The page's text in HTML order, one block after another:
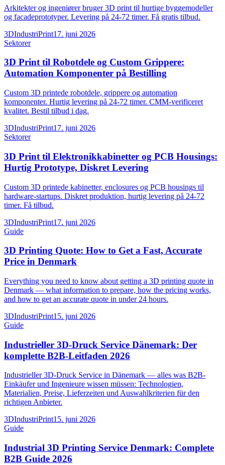
Arkitekter og ingeniører bruger 3D print til hurtige byggemodeller
og facadeprototyper. Levering på 24-72 timer. Få gratis tilbud.
3DIndustriPrint17. juni 2026
Sektorer
3D Print til Robotdele og Custom Grippere:
Automation Komponenter på Bestilling
Custom 3D printede robotdele, grippere og automation
komponenter. Hurtig levering på 24-72 timer. CMM-verificeret
kvalitet. Bestil tilbud i dag.
3DIndustriPrint17. juni 2026
Sektorer
3D Print til Elektronikkabinetter og PCB Housings:
Hurtig Prototype, Diskret Levering
Custom 3D printede kabinetter, enclosures og PCB housings til
hardware-startups. Diskret produktion, hurtig levering på 24-72
timer. Få tilbud.
3DIndustriPrint17. juni 2026
Guide
3D Printing Quote: How to Get a Fast, Accurate
Price in Denmark
Everything you need to know about getting a 3D printing quote in
Denmark — what information to prepare, how the pricing works,
and how to get an accurate quote in under 24 hours.
3DIndustriPrint15. juni 2026
Guide
Industrieller 3D-Druck Service Dänemark: Der
komplette B2B-Leitfaden 2026
Industrieller 3D-Druck Service in Dänemark — alles was B2B-
Einkäufer und Ingenieure wissen müssen: Technologien,
Materialien, Preise, Lieferzeiten und Auswahlkriterien für den
richtigen Anbieter.
3DIndustriPrint15. juni 2026
Guide
Industrial 3D Printing Service Denmark: Complete
B2B Guide 2026